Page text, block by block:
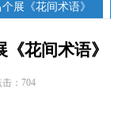
展《花间术语》
花间术语》
击：704